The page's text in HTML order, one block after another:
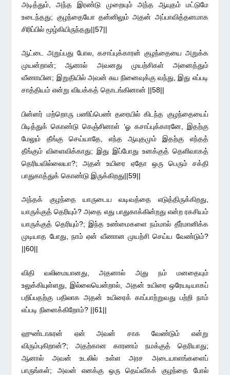
அடித்தும், அந்த இரண்டு முறையும் அந்த ஆயுதம் மட்டுமே
உடைந்தது; குழந்தையோ தன்னிலும் அதன் அப்பாவித்தனமாக
சிரிப்பில் மூழ்கியிருந்தது||57||
ஆட்டை அறுப்பது போல, கசாப்புக்காரன் குழந்தையை அறுக்க
முயன்றான்; ஆனால் அவனது முயற்சிகள் அனைத்தும்
வீணாயின; இறுதியில் அவன் சுய நினைவுக்கு வந்து, இது எப்படி
சாத்தியம் என்று வியக்கத் தொடங்கினான் ||58||
பின்னர் மற்றொரு பணிப்பெண் தரையில் கிடந்த குழந்தையைப்
பிடித்துக் கொண்டு கெஞ்சினாள் ‘ஓ கசாப்புக்காரனே, இதற்கு
மேலும் தீங்கு செய்யாதே, எந்த ஆயுதமும் இதற்கு எந்தத்
தீங்கும் விளைவிக்காது; இது இப்போது உனக்குத் தெளிவாகத்
தெரியவில்லையா?; அதன் உயிரை ஏதோ ஒரு பெரும் சக்தி
பாதுகாத்துக் கொண்டு இருக்கிறது||59||
அந்தக் குழந்தை யாருடைய வடிவத்தை எடுத்திருக்கிறது,
யாருக்குத் தெரியும்? அதை எது பாதுகாக்கின்றது என்ற ரகசியம்
யாருக்குத் தெரியும்?; இந்த உண்மைகளை நம்மால் தீர்மானிக்க
முடியாத போது, நாம் ஏன் வீணான முயற்சி செய்ய வேண்டும்?
||60||
விதி வலிமையானது, அதனால் அது நம் மனதையும்
உலுக்கியுள்ளது, இல்லையென்றால், அதன் உயிரை ஒரேயடியாகப்
பறிப்பதற்கு பதிலாக அதன் உயிரைக் காப்பாற்றுவது பற்றி நாம்
எப்படி நினைக்கிறோம்? ||61||
ஹுண்டாசுரன் ஏன் அவன் சாக வேண்டும் என்று
விரும்புகிறான்?; அதற்கான காரணம் நமக்குத் தெரியாது;
ஆனால் அவன் உடலில் உள்ள அரச அடையாளங்களைப்
பாருங்கள்; அவன் எனக்கு ஒரு தெய்வீகக் குழந்தை போல்